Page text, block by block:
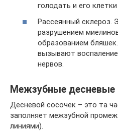
голодать и его клетки
Рассеянный склероз.
разрушением
образованием
вызывают воспаление
нервов.
Межзубные десневые
Десневой сосочек – это та
заполняет межзубной
линиями).